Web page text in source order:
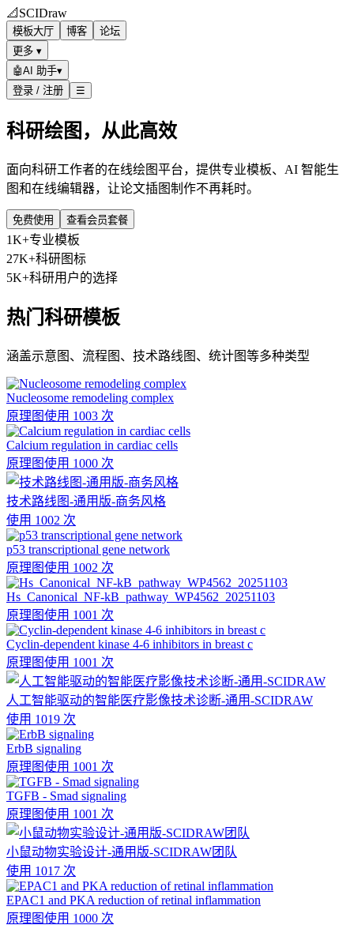
📐 SCIDraw
模板大厅 博客
论坛
更多 ▾
🤖AI 助手▾
登录 / 注册
☰
科研绘图，从此高效
面向科研工作者的在线绘图平台，提供专业模板、AI 智能生
图和在线编辑器，让论文插图制作不再耗时。
免费使用 查看会员套餐
1K+专业模板
27K+科研图标
5K+科研用户的选择
热门科研模板
涵盖示意图、流程图、技术路线图、统计图等多种类型
Nucleosome remodeling complex
原理图使用 1003 次
Calcium regulation in cardiac cells
原理图使用 1000 次
技术路线图-通用版-商务风格
使用 1002 次
p53 transcriptional gene network
原理图使用 1002 次
Hs_Canonical_NF-kB_pathway_WP4562_20251103
原理图使用 1001 次
Cyclin-dependent kinase 4-6 inhibitors in breast c
原理图使用 1001 次
人工智能驱动的智能医疗影像技术诊断-通用-SCIDRAW
使用 1019 次
ErbB signaling
原理图使用 1001 次
TGFB - Smad signaling
原理图使用 1001 次
小鼠动物实验设计-通用版-SCIDRAW团队
使用 1017 次
EPAC1 and PKA reduction of retinal inflammation
原理图使用 1000 次